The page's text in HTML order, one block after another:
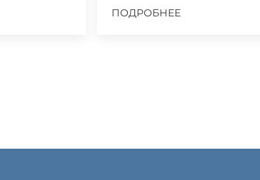
ПОДРОБНЕЕ